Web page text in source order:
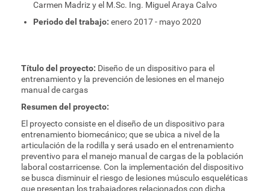
Carmen Madriz y el M.Sc. Ing. Miguel Araya Calvo
Periodo del trabajo: enero 2017 - mayo 2020
Título del proyecto: Diseño de un dispositivo para el
entrenamiento y la prevención de lesiones en el manejo
manual de cargas
Resumen del proyecto:
El proyecto consiste en el diseño de un dispositivo para
entrenamiento biomecánico; que se ubica a nivel de la
articulación de la rodilla y será usado en el entrenamiento
preventivo para el manejo manual de cargas de la población
laboral costarricense. Con la implementación del dispositivo
se busca disminuir el riesgo de lesiones músculo esqueléticas
que presentan los trabajadores relacionados con dicha